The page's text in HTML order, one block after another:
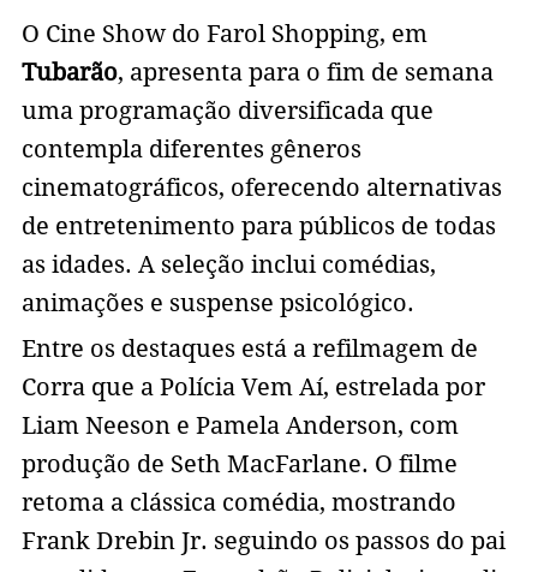
O Cine Show do Farol Shopping, em
Tubarão, apresenta para o fim de semana
uma programação diversificada que
contempla diferentes gêneros
cinematográficos, oferecendo alternativas
de entretenimento para públicos de todas
as idades. A seleção inclui comédias,
animações e suspense psicológico.
Entre os destaques está a refilmagem de
Corra que a Polícia Vem Aí, estrelada por
Liam Neeson e Pamela Anderson, com
produção de Seth MacFarlane. O filme
retoma a clássica comédia, mostrando
Frank Drebin Jr. seguindo os passos do pai